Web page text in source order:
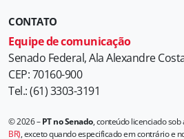
CONTATO
Equipe de comunicação
Senado Federal, Ala Alexandre
CEP: 70160-900
Tel.: (61) 3303-3191
© 2026 –PT no Senado, conteúdo licenciado sob
BR), exceto quando especificado em contrário e